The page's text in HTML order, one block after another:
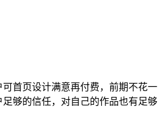
可首页设计满意再付费，前期不花一
足够的信任，对自己的作品也有足够